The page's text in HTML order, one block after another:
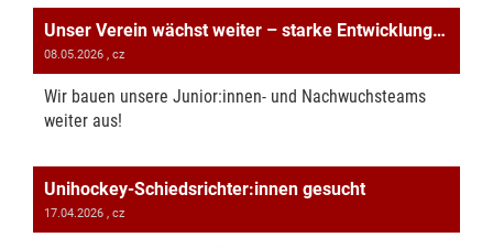
Unser Verein wächst weiter – starke Entwicklung in der Sektion Unihockey
08.05.2026 , cz
Wir bauen unsere Junior:innen- und Nachwuchsteams
weiter aus!
Unihockey-Schiedsrichter:innen gesucht
17.04.2026 , cz